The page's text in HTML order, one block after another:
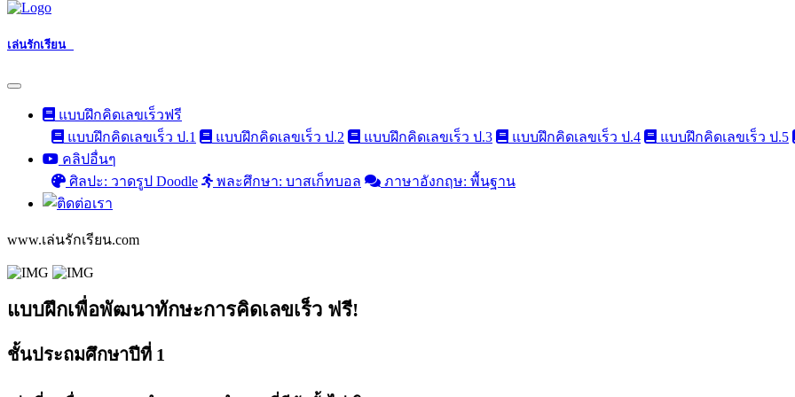
เล่นรักเรียน
แบบฝึกคิดเลขเร็วฟรี
แบบฝึกคิดเลขเร็ว ป.1
แบบฝึกคิดเลขเร็ว ป.2 แบบฝึกคิดเลขเร็ว ป.3 แบบฝึกคิดเลขเร็ว ป.4 แบบฝึกคิดเลขเร็ว ป.5
คลิปอื่นๆ
ศิลปะ: วาดรูป Doodle
พละศึกษา: บาสเก็ทบอล ภาษาอังกฤษ: พื้นฐาน
www.เล่นรักเรียน.com
แบบฝึกเพื่อพัฒนาทักษะการคิดเลขเร็ว ฟรี!
ชั้นประถมศึกษาปีที่ 1